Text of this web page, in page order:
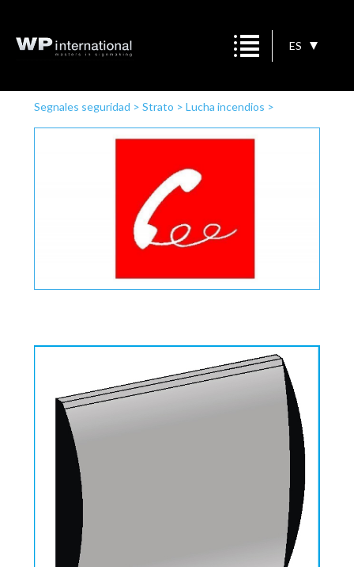
ES
Segnales seguridad > Strato > Lucha incendios >
Teléfono de emergencia